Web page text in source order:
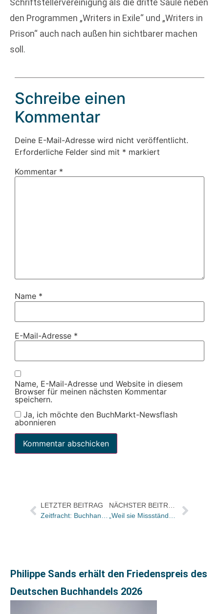
Schriftstellervereinigung als die dritte Säule neben
den Programmen „Writers in Exile“ und „Writers in
Prison“ auch nach außen hin sichtbarer machen
soll.
Schreibe einen
Kommentar
Deine E-Mail-Adresse wird nicht veröffentlicht.
Erforderliche Felder sind mit * markiert
Kommentar *
Name *
E-Mail-Adresse *
Name, E-Mail-Adresse und Website in diesem
Browser für meinen nächsten Kommentar
speichern.
Ja, ich möchte den BuchMarkt-Newsflash
abonnieren
LETZTER BEITRAG
Philippe Sands erhält den Friedenspreis des
Deutschen Buchhandels 2026